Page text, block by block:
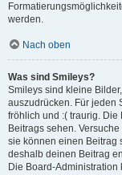
werden.
Nach oben
Was sind Smileys?
Smileys sind kleine
auszudrücken. Für jeden
fröhlich und :( traurig. Die
Beitrags sehen.
sie können einen Beitrag
deshalb deinen Beitrag
Die Board-